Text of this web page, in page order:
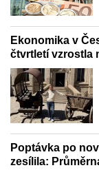
Ekonomika v
čtvrtletí vzrostla
Poptávka po
zesílila: